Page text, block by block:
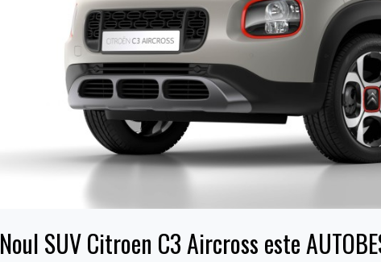
Noul SUV Citroen C3 Aircross este